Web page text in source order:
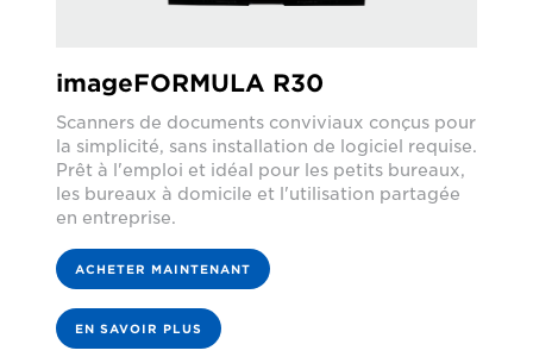
imageFORMULA R30
Scanners de documents conviviaux conçus pour
la simplicité, sans installation de logiciel requise.
Prêt à l'emploi et idéal pour les petits bureaux,
les bureaux à domicile et l'utilisation partagée
en entreprise.
ACHETER MAINTENANT
EN SAVOIR PLUS